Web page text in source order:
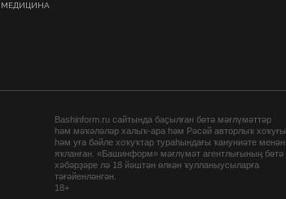
МЕДИЦИНА
Bashinform.ru сайтында баҫылған бөтә мәғлүмәттәр
һәм мәҡәләләр халыҡ-ара һәм Рәсәй авторлыҡ хоҡуғы
һәм уға бәйле хоҡуҡтар тураһындағы ҡануниәте менән
яҡланған. «Башинформ» мәғлүмәт агентлығының бөтә
хәбәрҙәре лә 18 йәштән өлкән ҡулланыусыларға
тәғәйенләнгән.
18+